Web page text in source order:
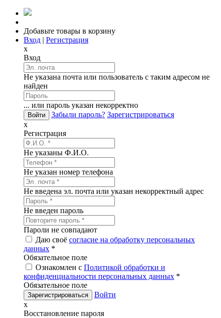
Добавьте товары в корзину
Вход | Регистрация
x
Вход
Не указана почта или пользователь с таким адресом не
найден
... или пароль указан некорректно
Забыли пароль? Зарегистрироваться
x
Регистрация
Не указаны Ф.И.О.
Не указан номер телефона
Не введена эл. почта или указан некорректный адрес
Не введен пароль
Пароли не совпадают
Даю своё согласие на обработку персональных
данных *
Обязательное поле
Ознакомлен с Политикой обработки и
конфиденциальности персональных данных *
Обязательное поле
Войти
x
Восстановление пароля